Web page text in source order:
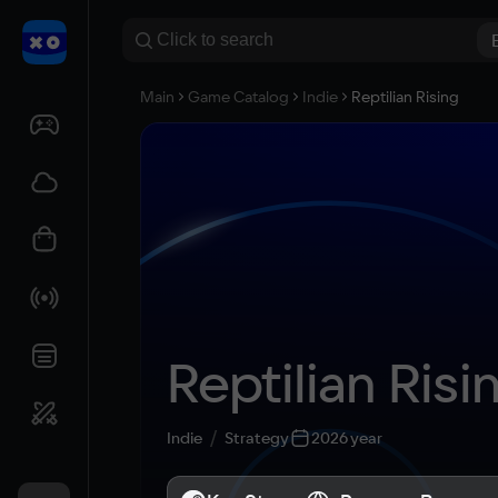
Main Game Catalog Indie Reptilian Rising
Reptilian
Indie Strategy 2026 year